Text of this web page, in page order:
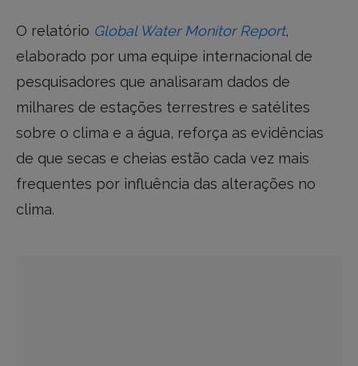
O relatório Global Water Monitor Report,
elaborado por uma equipe internacional de
pesquisadores que analisaram dados de
milhares de estações terrestres e satélites
sobre o clima e a água, reforça as evidências
de que secas e cheias estão cada vez mais
frequentes por influência das alterações no
clima.